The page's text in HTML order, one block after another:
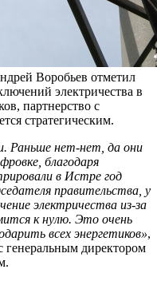
Воробьев отметил
электричества в
партнерство с
стратегическим.
Раньше нет-нет, да они
благодаря
в Истре год
правительства, у
электричества из-за
к нулю. Это очень
всех энергетиков»,
генеральным директором